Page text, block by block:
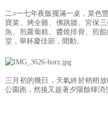
二○一七年夜飯擺滿一桌，菜色
寶菜、烤全雞、佛跳牆、宮保
魚、煎蘿蔔糕、醬燒排骨、煎
堂，舉杯慶佳節，開動。
三月初的幾日，天氣終於稍稍
公園跑，然後又趁著夕陽餘暉消